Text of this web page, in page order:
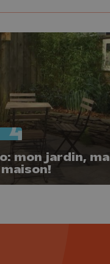
mon jardin, ma